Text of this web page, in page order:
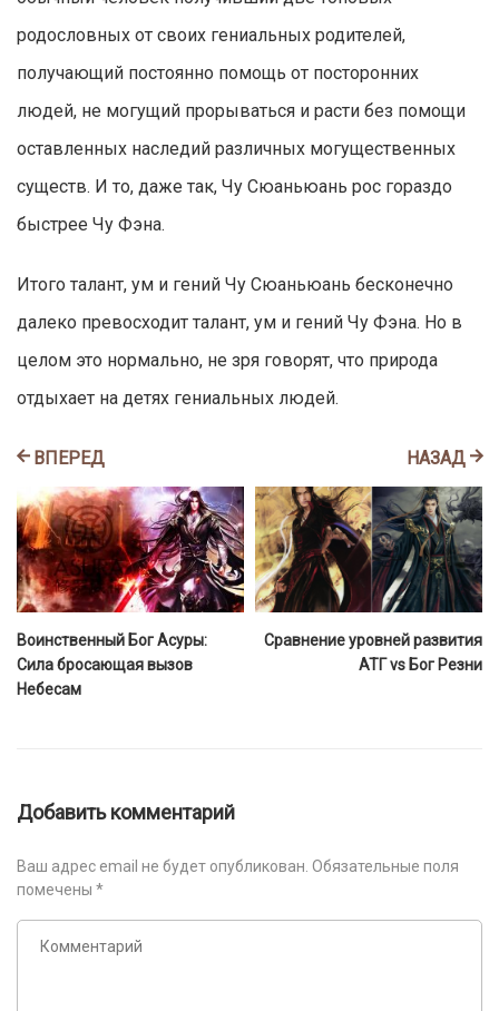
родословных от своих гениальных родителей,
получающий постоянно помощь от посторонних
людей, не могущий прорываться и расти без помощи
оставленных наследий различных могущественных
существ. И то, даже так, Чу Сюаньюань рос гораздо
быстрее Чу Фэна.
Итого талант, ум и гений Чу Сюаньюань бесконечно
далеко превосходит талант, ум и гений Чу Фэна. Но в
целом это нормально, не зря говорят, что природа
отдыхает на детях гениальных людей.
ВПЕРЕД
Воинственный Бог Асуры:
Сила бросающая вызов
Небесам
НАЗАД
Сравнение уровней развития
АТГ vs Бог Резни
Добавить комментарий
Ваш адрес email не будет опубликован. Обязательные поля
помечены *